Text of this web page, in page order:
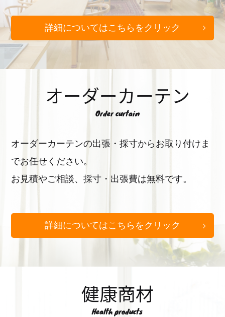
詳細についてはこちらをクリック
オーダーカーテン
Order curtain
オーダーカーテンの出張・採寸からお取り付けま
でお任せください。
お見積やご相談、採寸・出張費は無料です。
詳細についてはこちらをクリック
健康商材
Health products